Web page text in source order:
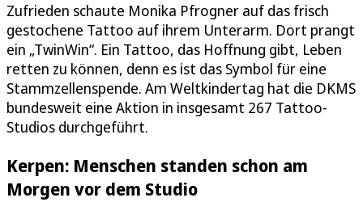
Zufrieden schaute Monika Pfrogner auf das frisch
gestochene Tattoo auf ihrem Unterarm. Dort prangt
ein „TwinWin“. Ein Tattoo, das Hoffnung gibt, Leben
retten zu können, denn es ist das Symbol für eine
Stammzellenspende. Am Weltkindertag hat die DKMS
bundesweit eine Aktion in insgesamt 267 Tattoo-
Studios durchgeführt.
Kerpen: Menschen standen schon am
Morgen vor dem Studio